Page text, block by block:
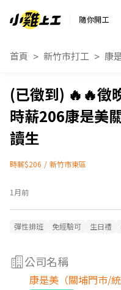
隨你開工
首頁 新竹市打工 康
🔥🔥徵
時薪206康是美
讀生
時薪$206 / 新竹市東區
1月前
彈性排班 免經驗可 生日禮
公司名稱
康是美（關埔門巿/